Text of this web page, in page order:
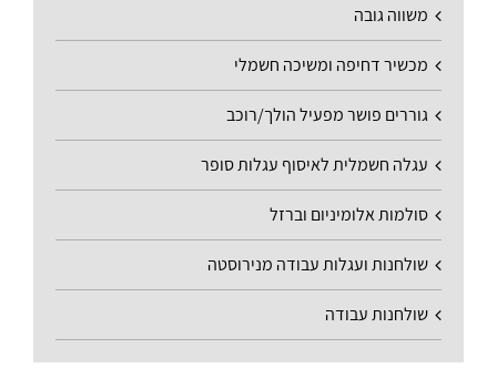
משווה גובה
מכשיר דחיפה ומשיכה חשמלי
גוררים פושר מפעיל הולך/רוכב
עגלה חשמלית לאיסוף עגלות סופר
סולמות אלומיניום וברזל
שולחנות ועגלות עבודה מנירוסטה
שולחנות עבודה